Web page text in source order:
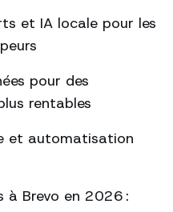
et IA locale pour les
pour des
rentables
et automatisation
à Brevo en 2026 :